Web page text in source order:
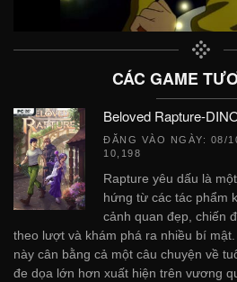
CÁC GAME
Beloved Rapture-
ĐĂNG VÀO NGÀY: 08/
10,198
Rapture yêu dấu là
hứng từ các tác phẩm
cảnh quan đẹp, chiến
theo lượt và khám phá ra nhiều bí
này cân bằng cả một câu chuyện về
đe dọa lớn hơn xuất hiện trên vương